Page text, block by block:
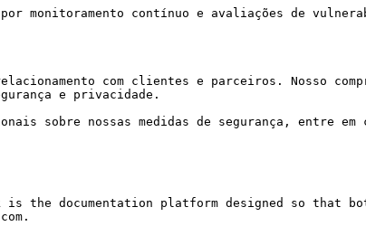
por monitoramento contínuo e avaliações de
com clientes e parceiros. Nosso
e privacidade.
sobre nossas medidas de segurança, entre em
the documentation platform designed so that